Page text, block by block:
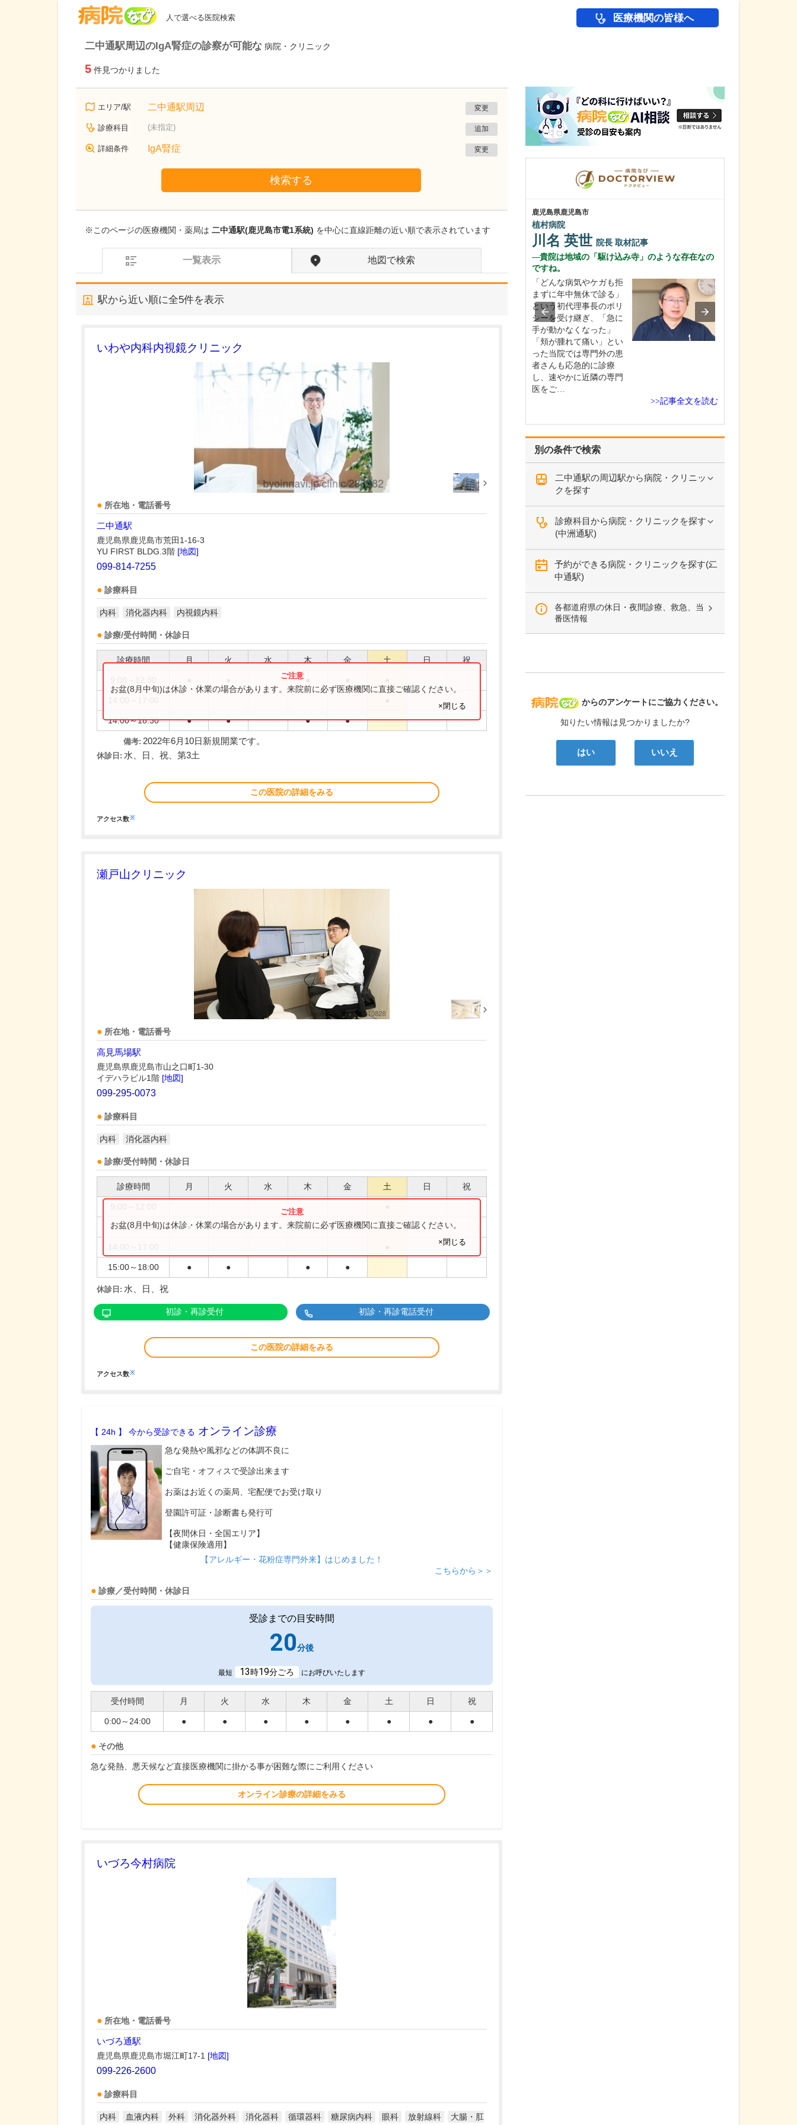
人で選べる医院検索 医療機関の皆様へ
二中通駅周辺のIgA腎症の診察が可能な 病院・クリニック
5 件見つかりました
エリア/駅 二中通駅周辺 変更
診療科目 (未指定) 追加
詳細条件 IgA腎症 変更
検索する
※このページの医療機関・薬局は 二中通駅(鹿児島市電1系統) を中心に直線距離の近い順で表示されています
一覧表示 地図で検索
駅から近い順に全5件を表示
いわや内科内視鏡クリニック
所在地・電話番号
二中通駅
鹿児島県鹿児島市荒田1-16-3
YU FIRST BLDG.3階 [地図]
099-814-7255
診療科目
内科 消化器内科 内視鏡内科
診療/受付時間・休診日
診療時間 月 火 水 木 金 土 日 祝
14:00～18:30 ● ● ● ●
お盆(8月中旬)は休診・休業の場合があります。来院前に必ず医療機関に直接ご確認ください。
×閉じる
備考: 2022年6月10日新規開業です。
休診日: 水、日、祝、第3土
この医院の詳細をみる
アクセス数※
瀬戸山クリニック
所在地・電話番号
高見馬場駅
鹿児島県鹿児島市山之口町1-30
イデハラビル1階 [地図]
099-295-0073
診療科目
内科 消化器内科
診療/受付時間・休診日
診療時間 月 火 水 木 金 土 日 祝
9:00～13:00 ● ● ● ●
15:00～18:00 ● ● ● ●
お盆(8月中旬)は休診・休業の場合があります。来院前に必ず医療機関に直接ご確認ください。
×閉じる
休診日: 水、日、祝
初診・再診受付 初診・再診電話受付
この医院の詳細をみる
アクセス数※
【 24h 】 今から受診できる オンライン診療
急な発熱や風邪などの体調不良に
ご自宅・オフィスで受診出来ます
お薬はお近くの薬局、宅配便でお受け取り
登園許可証・診断書も発行可
【夜間休日・全国エリア】
【健康保険適用】
【アレルギー・花粉症専門外来】はじめました！
こちらから＞＞
診療／受付時間・休診日
受診までの目安時間
20分後
最短 13時19分ごろ にお呼びいたします
受付時間 月 火 水 木 金 土 日 祝
0:00～24:00 ● ● ● ● ● ● ● ●
その他
急な発熱、悪天候など直接医療機関に掛かる事が困難な際にご利用ください
オンライン診療の詳細をみる
いづろ今村病院
所在地・電話番号
いづろ通駅
鹿児島県鹿児島市堀江町17-1 [地図]
099-226-2600
診療科目
内科 血液内科 外科 消化器外科 消化器科 循環器科 糖尿病内科 眼科 放射線科 大腸・肛
別の条件で検索
二中通駅の周辺駅から病院・クリニッ
クを探す
診療科目から病院・クリニックを探す
(中洲通駅)
予約ができる病院・クリニックを探す(二
中通駅)
各都道府県の休日・夜間診療、救急、当
番医情報
病院なび
からのアンケートにご協力ください。
知りたい情報は見つかりましたか?
はい いいえ
鹿児島県鹿児島市
あいろ歯科医院
歯科医師を志したきっかけを教えてください。
中学生のときに出会った
女性の歯科医師に憧れた
子どもにとって歯科医院
は敬…
鹿児島県鹿児島市
植村病院
川名 英世 院長 取材記事
貴院は地域の「駆け込み寺」のような存在なの
ですね。
「どんな病気やケガも拒
まずに年中無休で診る」
という初代理事長のポリ
シーを受け継ぎ、「急に
手が動かなくなった」
「頬が腫れて痛い」とい
った当院では専門外の患
者さんも応急的に診療
し、速やかに近隣の専門
医をご…
>>記事全文を読む